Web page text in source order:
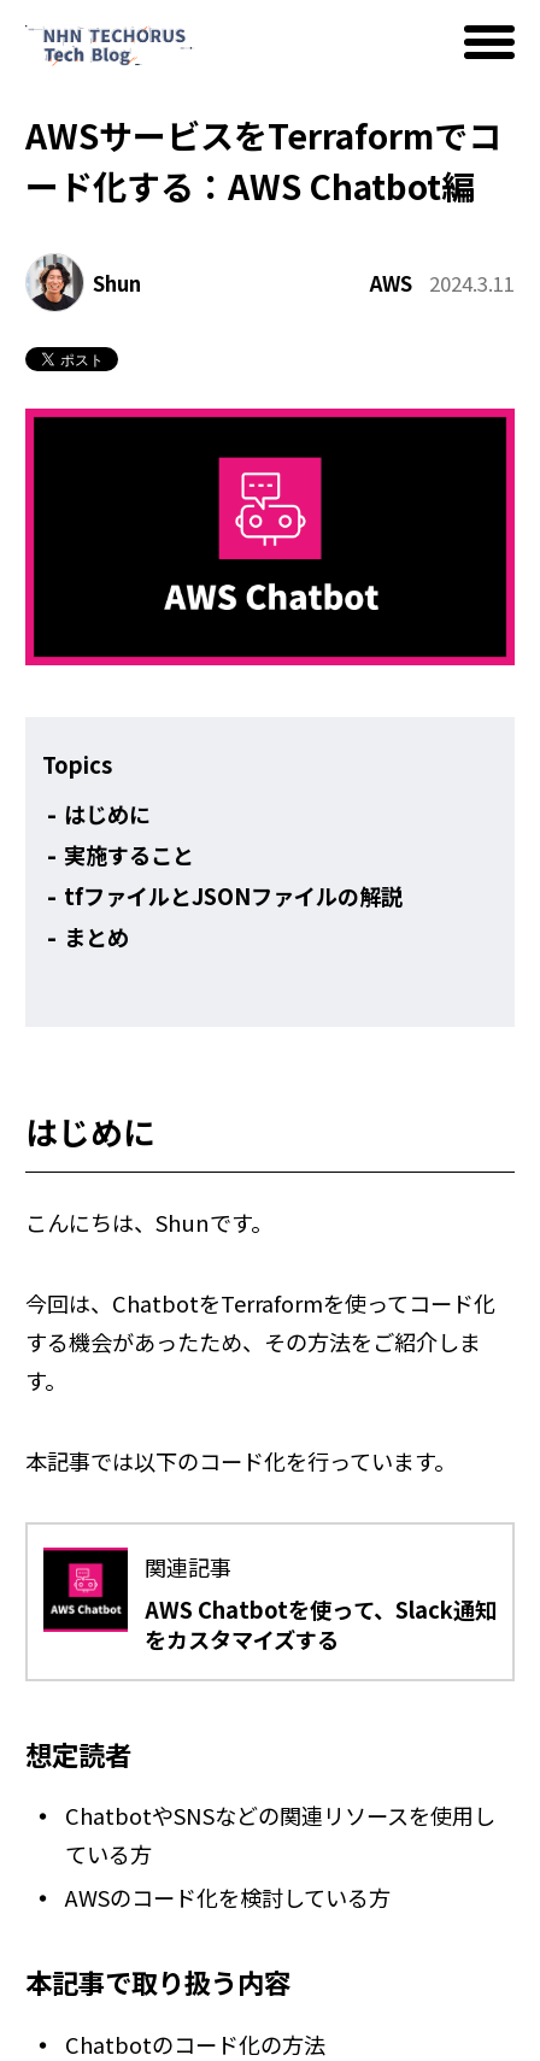
AWS
Google Cloud
イベント
AWSサービスをTerraformでコ
ード化する：AWS Chatbot編
Shun AWS 2024.3.11
Topics
はじめに
実施すること
tfファイルとJSONファイルの解説
まとめ
はじめに
こんにちは、Shunです。
今回は、ChatbotをTerraformを使ってコード化
する機会があったため、その方法をご紹介しま
す。
本記事では以下のコード化を行っています。
関連記事
AWS Chatbotを使って、Slack通知
をカスタマイズする
想定読者
ChatbotやSNSなどの関連リソースを使用し
ている方
AWSのコード化を検討している方
本記事で取り扱う内容
Chatbotのコード化の方法